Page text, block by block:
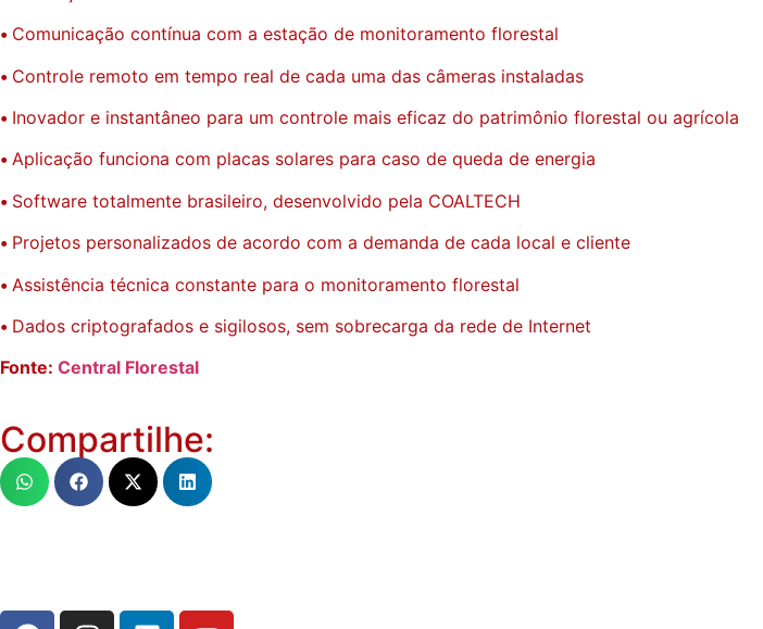
• Comunicação contínua com a estação de monitoramento florestal
• Controle remoto em tempo real de cada uma das câmeras instaladas
• Inovador e instantâneo para um controle mais eficaz do patrimônio florestal ou agrícola
• Aplicação funciona com placas solares para caso de queda de energia
• Software totalmente brasileiro, desenvolvido pela COALTECH
• Projetos personalizados de acordo com a demanda de cada local e cliente
• Assistência técnica constante para o monitoramento florestal
• Dados criptografados e sigilosos, sem sobrecarga da rede de Internet
Fonte: Central Florestal
Compartilhe: